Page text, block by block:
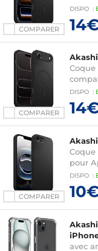
COMPARER
17 Pro
DISPO :
COMPARER
DISPO :
COMPARER
pour
DISPO :
avec